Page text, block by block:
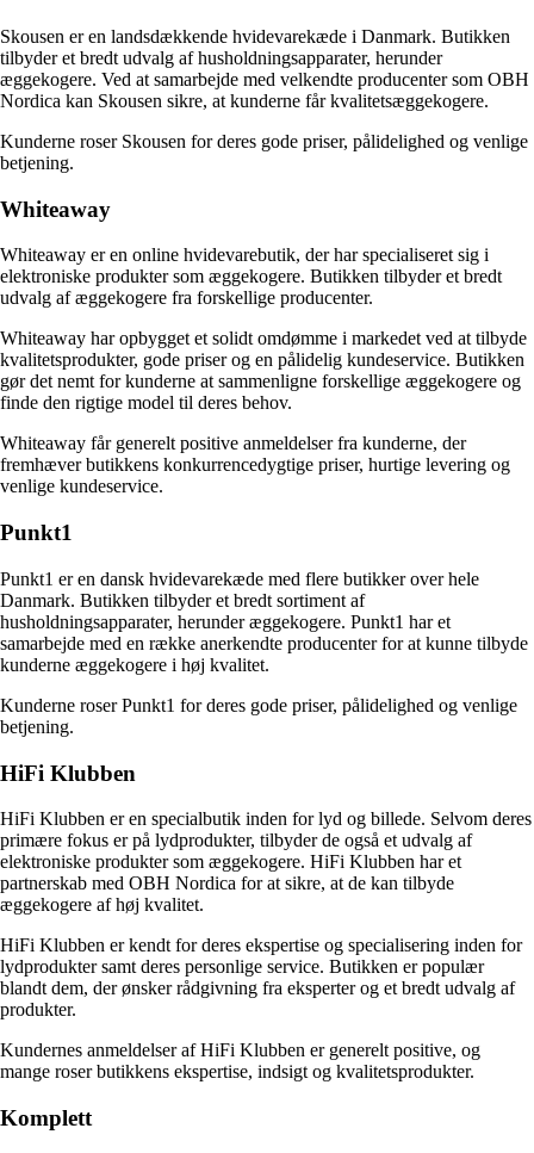
Skousen er en landsdækkende hvidevarekæde i Danmark. Butikken
tilbyder et bredt udvalg af husholdningsapparater, herunder
æggekogere. Ved at samarbejde med velkendte producenter som OBH
Nordica kan Skousen sikre, at kunderne får kvalitetsæggekogere.
Kunderne roser Skousen for deres gode priser, pålidelighed og venlige
betjening.
Whiteaway
Whiteaway er en online hvidevarebutik, der har specialiseret sig i
elektroniske produkter som æggekogere. Butikken tilbyder et bredt
udvalg af æggekogere fra forskellige producenter.
Whiteaway har opbygget et solidt omdømme i markedet ved at tilbyde
kvalitetsprodukter, gode priser og en pålidelig kundeservice. Butikken
gør det nemt for kunderne at sammenligne forskellige æggekogere og
finde den rigtige model til deres behov.
Whiteaway får generelt positive anmeldelser fra kunderne, der
fremhæver butikkens konkurrencedygtige priser, hurtige levering og
venlige kundeservice.
Punkt1
Punkt1 er en dansk hvidevarekæde med flere butikker over hele
Danmark. Butikken tilbyder et bredt sortiment af
husholdningsapparater, herunder æggekogere. Punkt1 har et
samarbejde med en række anerkendte producenter for at kunne tilbyde
kunderne æggekogere i høj kvalitet.
Kunderne roser Punkt1 for deres gode priser, pålidelighed og venlige
betjening.
HiFi Klubben
HiFi Klubben er en specialbutik inden for lyd og billede. Selvom deres
primære fokus er på lydprodukter, tilbyder de også et udvalg af
elektroniske produkter som æggekogere. HiFi Klubben har et
partnerskab med OBH Nordica for at sikre, at de kan tilbyde
æggekogere af høj kvalitet.
HiFi Klubben er kendt for deres ekspertise og specialisering inden for
lydprodukter samt deres personlige service. Butikken er populær
blandt dem, der ønsker rådgivning fra eksperter og et bredt udvalg af
produkter.
Kundernes anmeldelser af HiFi Klubben er generelt positive, og
mange roser butikkens ekspertise, indsigt og kvalitetsprodukter.
Komplett